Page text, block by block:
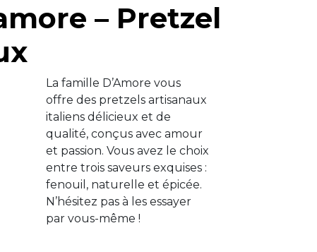
– Pretzel
La famille D’Amore vous
offre des pretzels artisanaux
italiens délicieux et de
qualité, conçus avec amour
et passion. Vous avez le choix
entre trois saveurs exquises :
fenouil, naturelle et épicée.
N’hésitez pas à les essayer
par vous-même !